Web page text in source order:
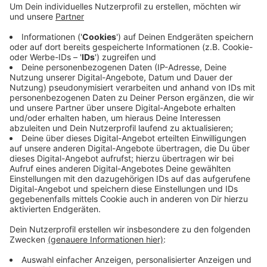
Gegenverkehr und prallte mit einem dritten Wagen
starb später im Krankenhaus an seinen
Verletzungen. Eine Frau und eine Jugendliche in
dem entgegenkommenden Auto wurden schwer
verletzt, der indirekt beteiligte Wuppertaler blieb
unverletzt.
Veröffentlicht:Donnerstag, 02.11.2023 06:20
Anzeige
Anzeige